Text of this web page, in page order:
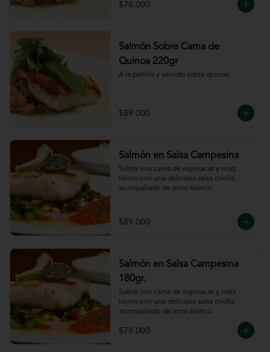
$78.000
Salmón Sobre Cama de
Quinoa 220gr
A la parrilla y servido sobre quinoa.
$89.000
Salmón en Salsa Campesina
Sobre una cama de espinacas y maíz
tierno con una deliciosa salsa criolla,
acompañado de arroz blanco.
$89.000
Salmón en Salsa Campesina
180gr.
Sobre una cama de espinacas y maíz
tierno con una deliciosa salsa criolla,
acompañado de arroz blanco.
$78.000